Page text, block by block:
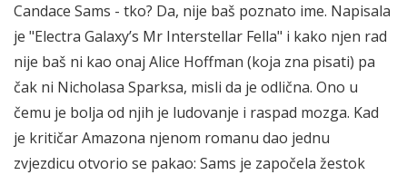
Candace Sams - tko? Da, nije baš poznato ime. Napisala
je "Electra Galaxy’s Mr Interstellar Fella" i kako njen rad
nije baš ni kao onaj Alice Hoffman (koja zna pisati) pa
čak ni Nicholasa Sparksa, misli da je odlična. Ono u
čemu je bolja od njih je ludovanje i raspad mozga. Kad
je kritičar Amazona njenom romanu dao jednu
zvjezdicu otvorio se pakao: Sams je započela žestok